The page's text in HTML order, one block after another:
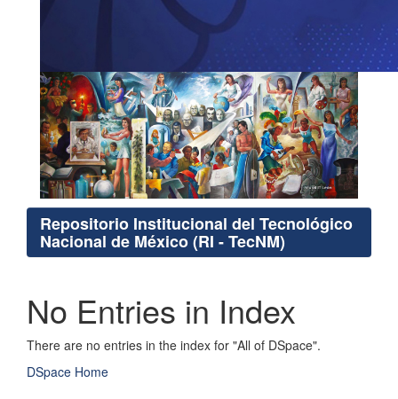
Repositorio Institucional del Tecnológico
Nacional de México (RI - TecNM)
No Entries in Index
There are no entries in the index for "All of DSpace".
DSpace Home